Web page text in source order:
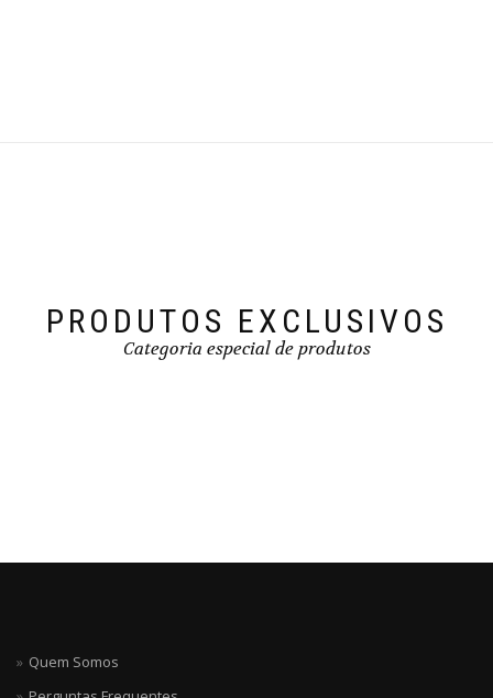
PRODUTOS EXCLUSIVOS
Categoria especial de produtos
Quem Somos